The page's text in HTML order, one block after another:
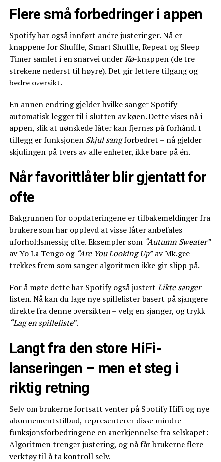
Flere små forbedringer i appen
Spotify har også innført andre justeringer. Nå er
knappene for Shuffle, Smart Shuffle, Repeat og Sleep
Timer samlet i en snarvei underKø-knappen (de tre
strekene nederst til høyre). Det gir lettere tilgang og
bedre oversikt.
En annen endring gjelder hvilke sanger Spotify
automatisk legger til i slutten av køen. Dette vises nå i
appen, slik at uønskede låter kan fjernes på forhånd. I
tillegg er funksjonen Skjul sangforbedret – nå gjelder
skjulingen på tvers av alle enheter, ikke bare på én.
Når favorittlåter blir gjentatt for
ofte
Bakgrunnen for oppdateringene er tilbakemeldinger fra
brukere som har opplevd at visse låter anbefales
uforholdsmessig ofte. Eksempler som “Autumn Sweater”
av Yo La Tengo og “Are You Looking Up”av Mk.gee
trekkes frem som sanger algoritmen ikke gir slipp på.
For å møte dette har Spotify også justert Likte sanger-
listen. Nå kan du lage nye spillelister basert på sjangere
direkte fra denne oversikten – velg en sjanger, og trykk
“Lag en spilleliste”.
Langt fra den store HiFi-
lanseringen – men et steg i
riktig retning
Selv om brukerne fortsatt venter på Spotify HiFi og nye
abonnementstilbud, representerer disse mindre
funksjonsforbedringene en anerkjennelse fra selskapet:
Algoritmen trenger justering, og nå får brukerne flere
verktøy til å ta kontroll selv.